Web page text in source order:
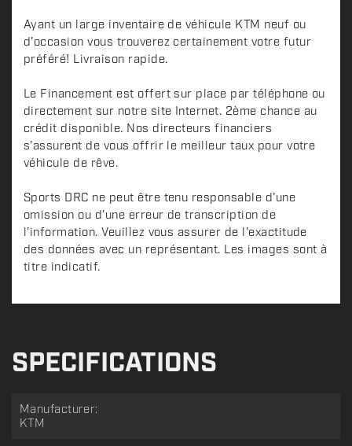
Ayant un large inventaire de véhicule KTM neuf ou
d'occasion vous trouverez certainement votre futur
préféré! Livraison rapide.
Le Financement est offert sur place par téléphone ou
directement sur notre site Internet. 2ème chance au
crédit disponible. Nos directeurs financiers
s'assurent de vous offrir le meilleur taux pour votre
véhicule de rêve.
Sports DRC ne peut être tenu responsable d'une
omission ou d'une erreur de transcription de
l'information. Veuillez vous assurer de l'exactitude
des données avec un représentant. Les images sont à
titre indicatif.
SPECIFICATIONS
Manufacturer:
KTM